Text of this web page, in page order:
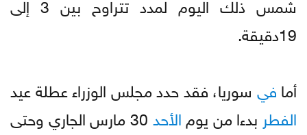
19دقيقة.
أمافي سوريا، فقد حدد مجلس الوزراء عطلة عيد
الفطر بدءا من يومالأحد
30 مارس الجاري وحتى